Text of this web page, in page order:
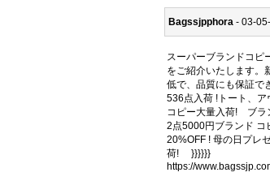
Bagssjpphora - 03-
スーパーブランドコピ
をご紹介いたします。
低で、品質にも保証で
536点入荷 !トート、
コピー大量入荷! ブラ
2点5000円ブランド コ
20%OFF ! 母の日プレ
荷! }}}}}}
https://